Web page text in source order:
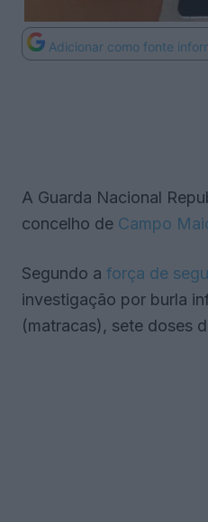
Adicionar como fonte
A Guarda Nacional
concelho de Campo
Segundo a força de
investigação por burla
(matracas), sete doses